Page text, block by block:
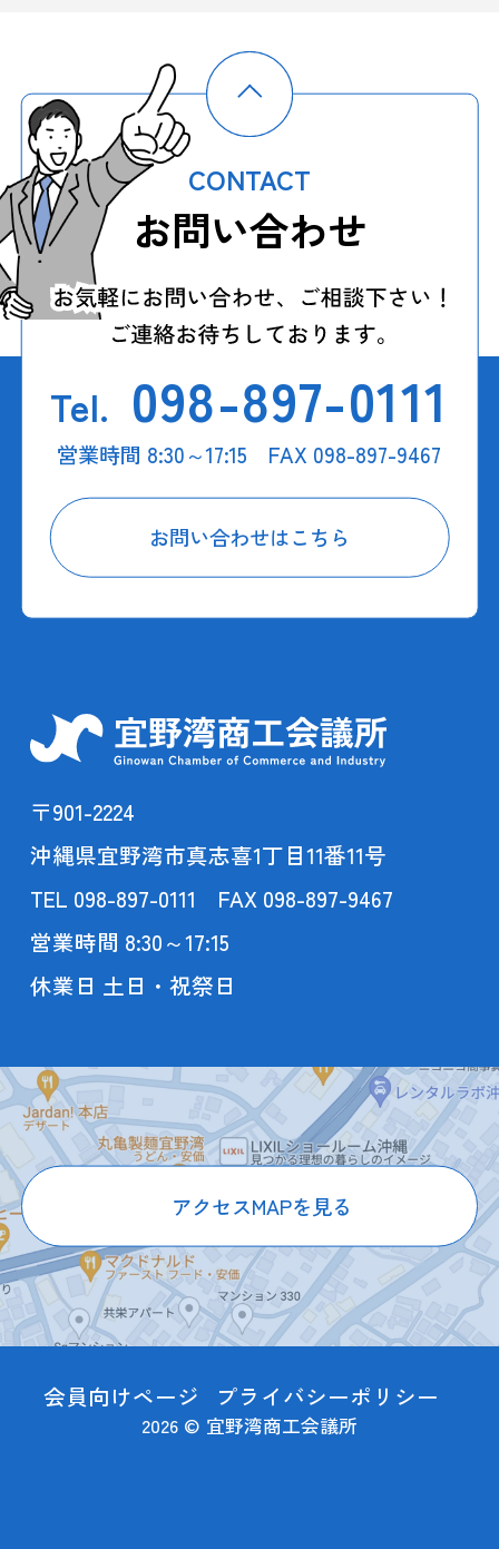
CONTACT
お問い合わせ
Tel. 098-897-0111
営業時間 8:30～17:15 FAX 098-897-9467
お問い合わせはこちら
〒901-2224
沖縄県宜野湾市真志喜1丁目11番11号
TEL 098-897-0111 FAX 098-897-9467
営業時間 8:30～17:15
休業日 土日・祝祭日
アクセスMAPを見る
会員向けページ プライバシーポリシー
2026 © 宜野湾商工会議所